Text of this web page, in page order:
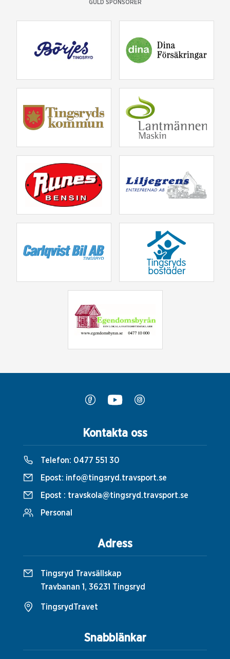
GULD SPONSORER
Snabblänkar
Kontakta oss
Telefon: 0477 551 30
Epost: info@tingsryd.travsport.se
Epost : travskola@tingsryd.travsport.se
Personal
Adress
Tingsryd Travsällskap
Travbanan 1, 36231 Tingsryd
TingsrydTravet